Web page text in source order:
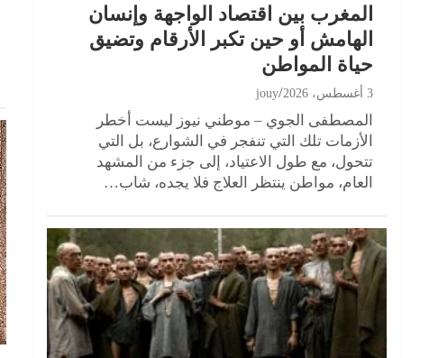
المغرب بين اقتصاد الواجهة وإنسان
الهامش أو حين تكبر الأرقام وتضيق
حياة المواطن
3 أغسطس، 2026 jouy
المصطفى الجوي – موطني نيوز ليست أخطر
الأزمات تلك التي تنفجر في الشوارع، بل التي
تتحول، مع طول الاعتياد، إلى جزء من المشهد
العام، مواطن ينتظر العلاج فلا يجده، شاب…